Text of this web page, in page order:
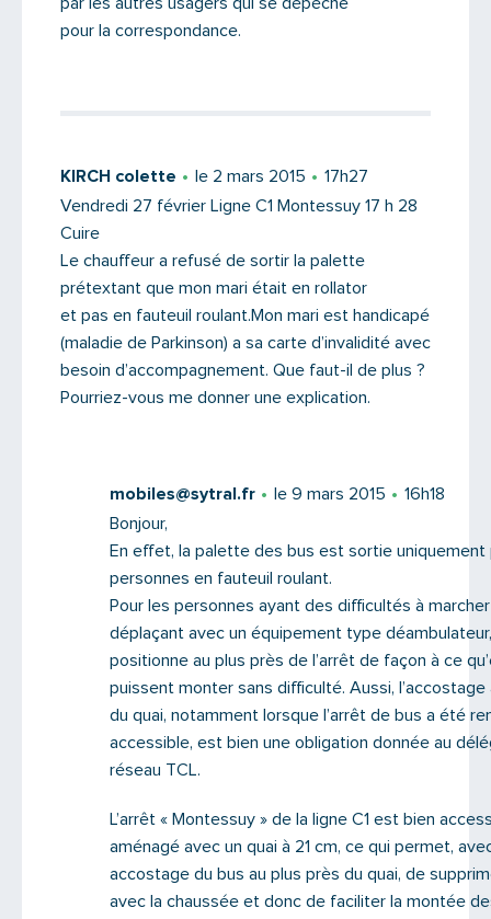
pour la correspondance.
KIRCH colette le 2 mars 2015
17h27
Vendredi 27 février Ligne C1 Montessuy 17 h 28
Cuire
Le chauffeur a refusé de sortir la palette
prétextant que mon mari était en rollator
et pas en fauteuil roulant.Mon mari est handicapé
(maladie de Parkinson) a sa carte d’invalidité avec
besoin d’accompagnement. Que faut-il de plus ?
Pourriez-vous me donner une explication.
mobiles@sytral.fr le 9 mars 2015
16h18
Bonjour,
En effet, la palette des bus est sortie uniquement
personnes en fauteuil roulant.
Pour les personnes ayant des difficultés à
déplaçant avec un équipement type
positionne au plus près de l’arrêt de façon à ce
puissent monter sans difficulté. Aussi, l’accostage
du quai, notamment lorsque l’arrêt de bus a été
accessible, est bien une obligation donnée au
réseau TCL.
L’arrêt « Montessuy » de la ligne C1 est bien
aménagé avec un quai à 21 cm, ce qui permet,
accostage du bus au plus près du quai, de
avec la chaussée et donc de faciliter la montée